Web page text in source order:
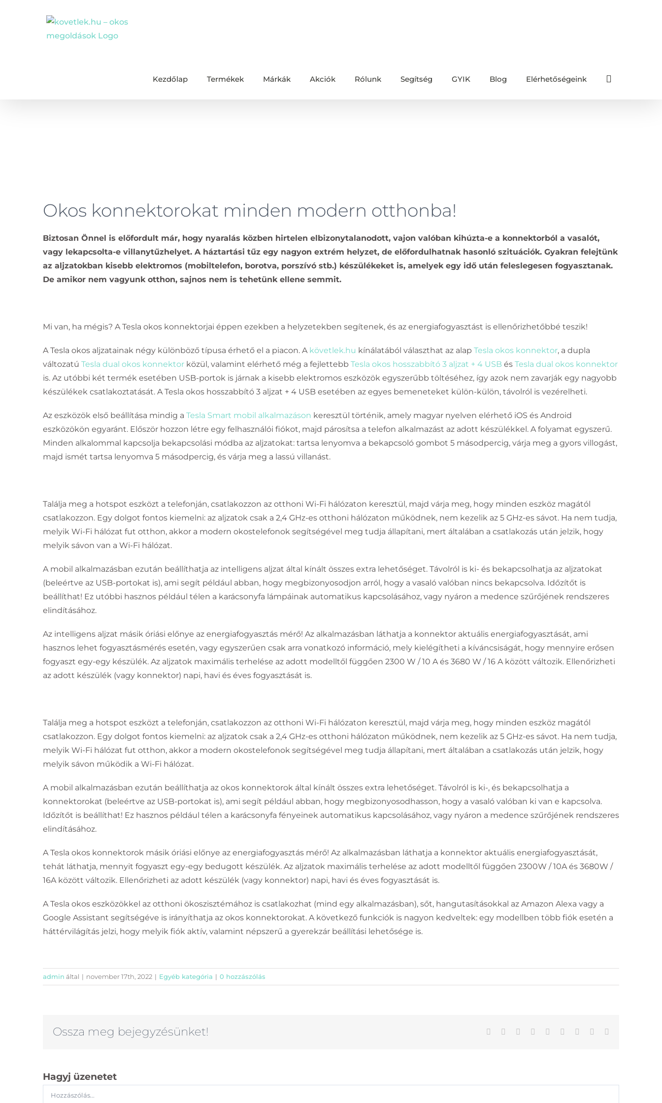
Kezdőlap Termékek Márkák Akciók Rólunk Segítség GYIK Blog Elérhetőségeink
Larger
Okos konnektorokat minden modern otthonba!
Biztosan Önnel is előfordult már, hogy nyaralás közben hirtelen elbizonytalanodott, vajon valóban kihúzta-e a konnektorból a vasalót,
vagy lekapcsolta-e villanytűzhelyet. A háztartási tűz egy nagyon extrém helyzet, de előfordulhatnak hasonló szituációk. Gyakran felejtünk
az aljzatokban kisebb elektromos (mobiltelefon, borotva, porszívó stb.) készülékeket is, amelyek egy idő után feleslegesen fogyasztanak.
De amikor nem vagyunk otthon, sajnos nem is tehetünk ellene semmit.
Mi van, ha mégis? A Tesla okos konnektorjai éppen ezekben a helyzetekben segítenek, és az energiafogyasztást is ellenőrizhetőbbé teszik!
A Tesla okos aljzatainak négy különböző típusa érhető el a piacon. A követlek.hu kínálatából választhat az alap Tesla okos konnektor, a dupla
változatú Tesla dual okos konnektor közül, valamint elérhető még a fejlettebb Tesla okos hosszabbító 3 aljzat + 4 USB és Tesla dual okos konnektor
is. Az utóbbi két termék esetében USB-portok is járnak a kisebb elektromos eszközök egyszerűbb töltéséhez, így azok nem zavarják egy nagyobb
készülékek csatlakoztatását. A Tesla okos hosszabbító 3 aljzat + 4 USB esetében az egyes bemeneteket külön-külön, távolról is vezérelheti.
Az eszközök első beállítása mindig a Tesla Smart mobil alkalmazáson keresztül történik, amely magyar nyelven elérhető iOS és Android
eszközökön egyaránt. Először hozzon létre egy felhasználói fiókot, majd párosítsa a telefon alkalmazást az adott készülékkel. A folyamat egyszerű.
Minden alkalommal kapcsolja bekapcsolási módba az aljzatokat: tartsa lenyomva a bekapcsoló gombot 5 másodpercig, várja meg a gyors villogást,
majd ismét tartsa lenyomva 5 másodpercig, és várja meg a lassú villanást.
Találja meg a hotspot eszközt a telefonján, csatlakozzon az otthoni Wi-Fi hálózaton keresztül, majd várja meg, hogy minden eszköz magától
csatlakozzon. Egy dolgot fontos kiemelni: az aljzatok csak a 2,4 GHz-es otthoni hálózaton működnek, nem kezelik az 5 GHz-es sávot. Ha nem tudja,
melyik Wi-Fi hálózat fut otthon, akkor a modern okostelefonok segítségével meg tudja állapítani, mert általában a csatlakozás után jelzik, hogy
melyik sávon van a Wi-Fi hálózat.
A mobil alkalmazásban ezután beállíthatja az intelligens aljzat által kínált összes extra lehetőséget. Távolról is ki- és bekapcsolhatja az aljzatokat
(beleértve az USB-portokat is), ami segít például abban, hogy megbizonyosodjon arról, hogy a vasaló valóban nincs bekapcsolva. Időzítőt is
beállíthat! Ez utóbbi hasznos például télen a karácsonyfa lámpáinak automatikus kapcsolásához, vagy nyáron a medence szűrőjének rendszeres
elindításához.
Az intelligens aljzat másik óriási előnye az energiafogyasztás mérő! Az alkalmazásban láthatja a konnektor aktuális energiafogyasztását, ami
hasznos lehet fogyasztásmérés esetén, vagy egyszerűen csak arra vonatkozó információ, mely kielégítheti a kíváncsiságát, hogy mennyire erősen
fogyaszt egy-egy készülék. Az aljzatok maximális terhelése az adott modelltől függően 2300 W / 10 A és 3680 W / 16 A között változik. Ellenőrizheti
az adott készülék (vagy konnektor) napi, havi és éves fogyasztását is.
Találja meg a hotspot eszközt a telefonján, csatlakozzon az otthoni Wi-Fi hálózaton keresztül, majd várja meg, hogy minden eszköz magától
csatlakozzon. Egy dolgot fontos kiemelni: az aljzatok csak a 2,4 GHz-es otthoni hálózaton működnek, nem kezelik az 5 GHz-es sávot. Ha nem tudja,
melyik Wi-Fi hálózat fut otthon, akkor a modern okostelefonok segítségével meg tudja állapítani, mert általában a csatlakozás után jelzik, hogy
melyik sávon működik a Wi-Fi hálózat.
A mobil alkalmazásban ezután beállíthatja az okos konnektorok által kínált összes extra lehetőséget. Távolról is ki-, és bekapcsolhatja a
konnektorokat (beleértve az USB-portokat is), ami segít például abban, hogy megbizonyosodhasson, hogy a vasaló valóban ki van e kapcsolva.
Időzítőt is beállíthat! Ez hasznos például télen a karácsonyfa fényeinek automatikus kapcsolásához, vagy nyáron a medence szűrőjének rendszeres
elindításához.
A Tesla okos konnektorok másik óriási előnye az energiafogyasztás mérő! Az alkalmazásban láthatja a konnektor aktuális energiafogyasztását,
tehát láthatja, mennyit fogyaszt egy-egy bedugott készülék. Az aljzatok maximális terhelése az adott modelltől függően 2300W / 10A és 3680W /
16A között változik. Ellenőrizheti az adott készülék (vagy konnektor) napi, havi és éves fogyasztását is.
A Tesla okos eszközökkel az otthoni ökoszisztémához is csatlakozhat (mind egy alkalmazásban), sőt, hangutasításokkal az Amazon Alexa vagy a
Google Assistant segítségéve is irányíthatja az okos konnektorokat. A következő funkciók is nagyon kedveltek: egy modellben több fiók esetén a
háttérvilágítás jelzi, hogy melyik fiók aktív, valamint népszerű a gyerekzár beállítási lehetősége is.
admin által | november 17th, 2022 | Egyéb kategória | 0 hozzászólás
Ossza meg bejegyzésünket! Facebook
TwitterReddit LinkedInWhatsApp
TumblrPinterest
Hagyj üzenetet
Hozzászólás
Cím: 1101 Budapest, Albertirsai út 3. (nem
Web:kovetlek.hu
Xplora X6 Play gyerek okosóra